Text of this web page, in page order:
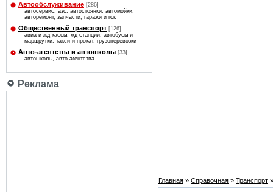
Автообслуживание [286]
автосервис, азс, автостоянки, автомойки,
авторемонт, запчасти, гаражи и гск
Общественный транспорт [126]
авиа и жд кассы, жд станции, автобусы и
маршрутки, такси и прокат, грузоперевозки
Авто-агентcтва и автошколы [33]
автошколы, авто-агентcтва
Реклама
Главная » Справочная » Транспорт